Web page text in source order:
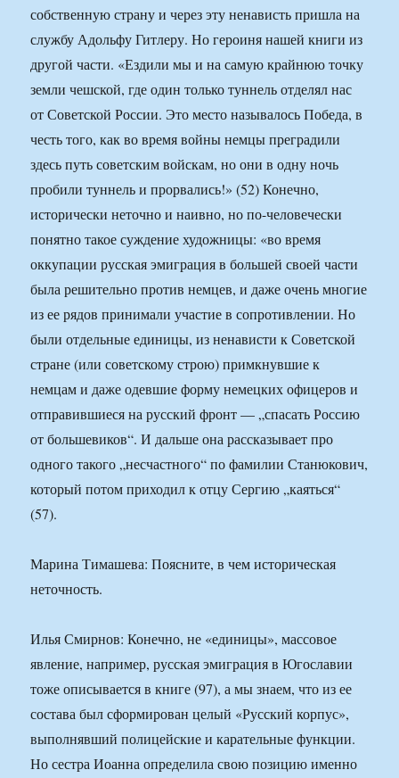
собственную страну и через эту ненависть пришла на
службу Адольфу Гитлеру. Но героиня нашей книги из
другой части. «Ездили мы и на самую крайнюю точку
земли чешской, где один только туннель отделял нас
от Советской России. Это место называлось Победа, в
честь того, как во время войны немцы преградили
здесь путь советским войскам, но они в одну ночь
пробили туннель и прорвались!» (52) Конечно,
исторически неточно и наивно, но по-человечески
понятно такое суждение художницы: «во время
оккупации русская эмиграция в большей своей части
была решительно против немцев, и даже очень многие
из ее рядов принимали участие в сопротивлении. Но
были отдельные единицы, из ненависти к Советской
стране (или советскому строю) примкнувшие к
немцам и даже одевшие форму немецких офицеров и
отправившиеся на русский фронт — „спасать Россию
от большевиков“. И дальше она рассказывает про
одного такого „несчастного“ по фамилии Станюкович,
который потом приходил к отцу Сергию „каяться“
(57).
Марина Тимашева: Поясните, в чем историческая
неточность.
Илья Смирнов: Конечно, не «единицы», массовое
явление, например, русская эмиграция в Югославии
тоже описывается в книге (97), а мы знаем, что из ее
состава был сформирован целый «Русский корпус»,
выполнявший полицейские и карательные функции.
Но сестра Иоанна определила свою позицию именно